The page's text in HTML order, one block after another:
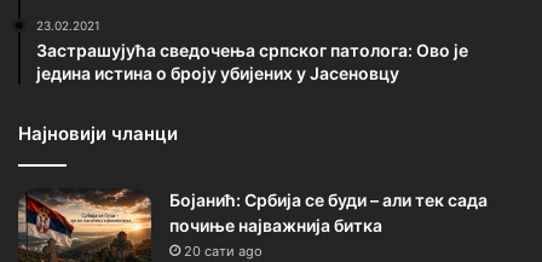
23.02.2021
Застрашујућа сведочења српског патолога: Ово је
једина истина о броју убијених у Јасеновцу
Најновији чланци
Бојанић: Србија се буди – али тек сада
почиње најважнија битка
20 сати ago